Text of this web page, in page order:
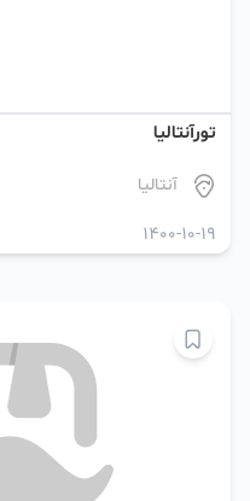
تورآنتالیا
آنتالیا
1400-10-19